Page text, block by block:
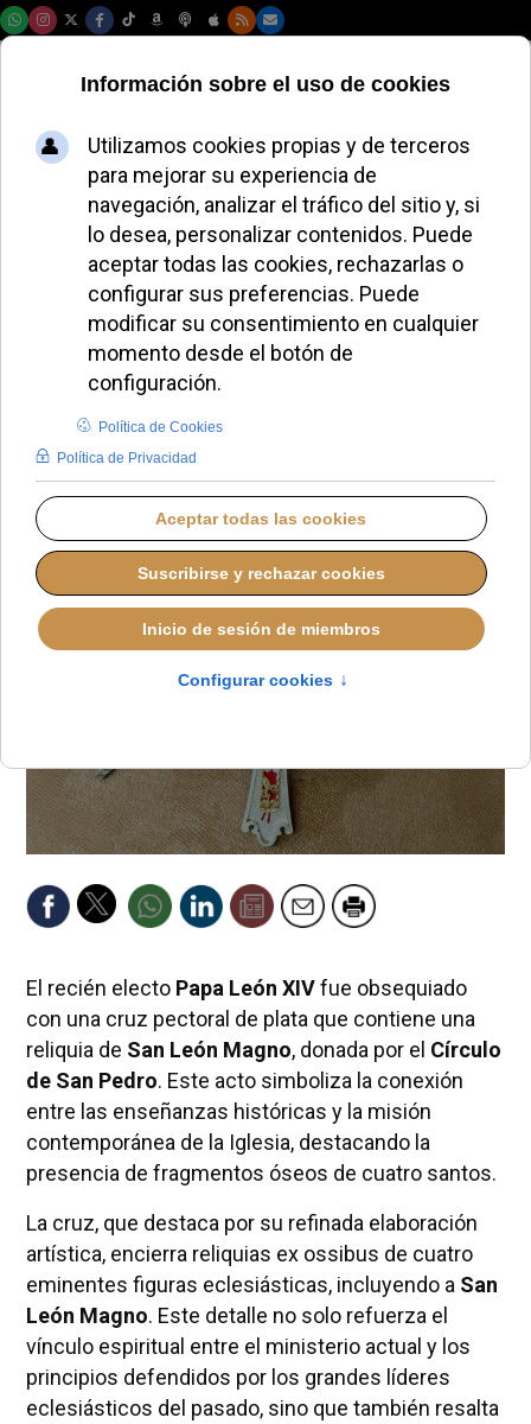
El Papa León XIV
recibe una cruz
pectoral con
reliquia de San León
Magno
MIÉRCOLES, 28 MAYO 2025 15:26
El recién electo Papa León XIVfue obsequiado
con una cruz pectoral de plata que contiene una
reliquia de San León Magno, donada por el Círculo
de San Pedro. Este acto simboliza la conexión
entre las enseñanzas históricas y la misión
contemporánea de la Iglesia, destacando la
presencia de fragmentos óseos de cuatro santos.
La cruz, que destaca por su refinada elaboración
artística, encierra reliquias ex ossibus de cuatro
eminentes figuras eclesiásticas, incluyendo a San
León Magno. Este detalle no solo refuerza el
vínculo espiritual entre el ministerio actual y los
principios defendidos por los grandes líderes
eclesiásticos del pasado, sino que también resalta